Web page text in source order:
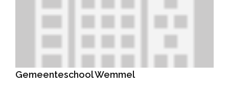
Gemeenteschool Wemmel